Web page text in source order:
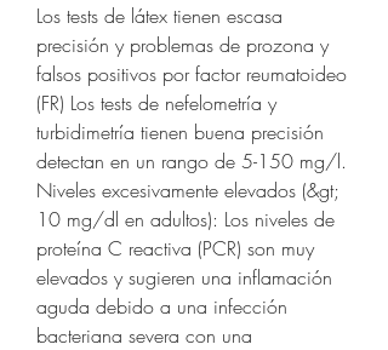
Los tests de látex tienen escasa
precisión y problemas de prozona y
falsos positivos por factor reumatoideo
(FR) Los tests de nefelometría y
turbidimetría tienen buena precisión
detectan en un rango de 5-150 mg/l.
Niveles excesivamente elevados (&gt;
10 mg/dl en adultos): Los niveles de
proteína C reactiva (PCR) son muy
elevados y sugieren una inflamación
aguda debido a una infección
bacteriana severa con una